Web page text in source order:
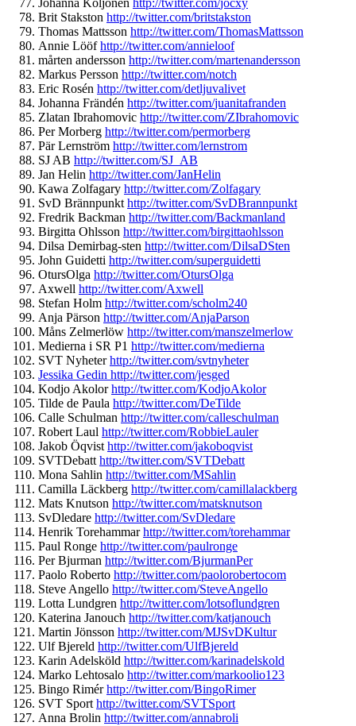
Brit Stakston http://twitter.com/britstakston
Thomas Mattsson http://twitter.com/ThomasMattsson
Annie Lööfhttp://twitter.com/annieloof
mårten andersson http://twitter.com/martenandersson
Markus Persson http://twitter.com/notch
Eric Rosén http://twitter.com/detljuvalivet
Johanna Frändén http://twitter.com/juanitafranden
Zlatan Ibrahomovic http://twitter.com/ZIbrahomovic
Per Morberg http://twitter.com/permorberg
Pär Lernström http://twitter.com/lernstrom
SJ AB http://twitter.com/SJ_AB
Jan Helin http://twitter.com/JanHelin
Kawa Zolfagary http://twitter.com/Zolfagary
SvD Brännpunkt http://twitter.com/SvDBrannpunkt
Fredrik Backman http://twitter.com/Backmanland
Birgitta Ohlsson http://twitter.com/birgittaohlsson
Dilsa Demirbag-sten http://twitter.com/DilsaDSten
John Guidetti http://twitter.com/superguidetti
OtursOlga http://twitter.com/OtursOlga
Axwell http://twitter.com/Axwell
Stefan Holm http://twitter.com/scholm240
Anja Pärson http://twitter.com/AnjaParson
Måns Zelmerlöw http://twitter.com/manszelmerlow
Medierna i SR P1 http://twitter.com/medierna
SVT Nyheterhttp://twitter.com/svtnyheter
Jessika Gedin http://twitter.com/jesged
Kodjo Akolorhttp://twitter.com/KodjoAkolor
Tilde de Paula http://twitter.com/DeTilde
Calle Schulman http://twitter.com/calleschulman
Robert Laul http://twitter.com/RobbieLauler
Jakob Öqvist http://twitter.com/jakoboqvist
SVTDebatt http://twitter.com/SVTDebatt
Mona Sahlin http://twitter.com/MSahlin
Camilla Läckberg http://twitter.com/camillalackberg
Mats Knutson http://twitter.com/matsknutson
SvDledare http://twitter.com/SvDledare
Henrik Torehammarhttp://twitter.com/torehammar
Paul Ronge http://twitter.com/paulronge
Per Bjurman http://twitter.com/BjurmanPer
Paolo Roberto http://twitter.com/paolorobertocom
Steve Angello http://twitter.com/SteveAngello
Lotta Lundgren http://twitter.com/lotsoflundgren
Katerina Janouch http://twitter.com/katjanouch
Martin Jönsson http://twitter.com/MJSvDKultur
Ulf Bjereld http://twitter.com/UlfBjereld
Karin Adelsköld http://twitter.com/karinadelskold
Marko Lehtosalo http://twitter.com/markoolio123
Bingo Rimérhttp://twitter.com/BingoRimer
SVT Sport http://twitter.com/SVTSport
Anna Brolin http://twitter.com/annabroli